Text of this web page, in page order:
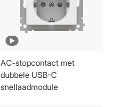
AC-stopcontact met
dubbele USB-C
snellaadmodule